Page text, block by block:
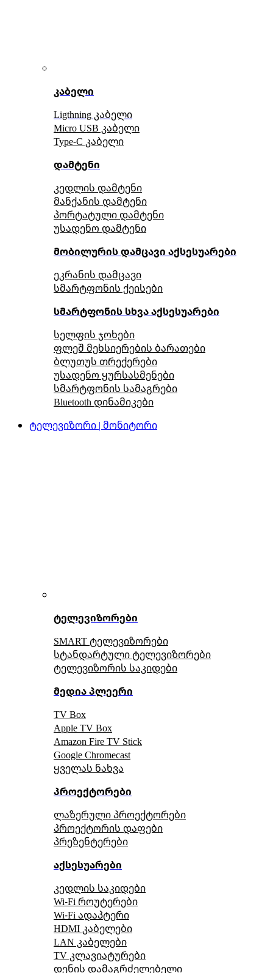
კაბელი
Ligthning კაბელი
Micro USB კაბელი
Type-C კაბელი
დამტენი
კედლის დამტენი
მანქანის დამტენი
პორტატული დამტენი
უსადენო დამტენი
მობილურის დამცავი აქსესუარები
ეკრანის დამცავი
სმარტფონის ქეისები
სმარტფონის სხვა აქსესუარები
სელფის ჯოხები
ფლეშ მეხსიერების ბარათები
ბლუთუს თრექერები
უსადენო ყურსასმენები
სმარტფონის სამაგრები
Bluetooth დინამიკები
ტელევიზორი | მონიტორი
ტელევიზორები
SMART ტელევიზორები
სტანდარტული ტელევიზორები
ტელევიზორის საკიდები
მედია პლეერი
TV Box
Apple TV Box
Amazon Fire TV Stick
Google Chromecast
ყველას ნახვა
პროექტორები
ლაზერული პროექტორები
პროექტორის დაფები
პრეზენტერები
აქსესუარები
კედლის საკიდები
Wi-Fi როუტერები
Wi-Fi ადაპტერი
HDMI კაბელები
LAN კაბელები
TV კლავიატურები
დენის დამაგრძელებელი